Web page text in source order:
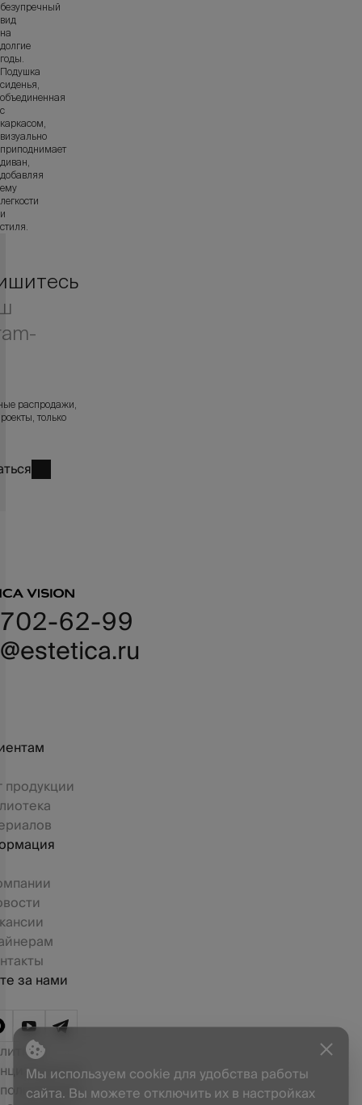
безупречный
вид
на
долгие
годы.
Подушка
сиденья,
объединенная
с
каркасом,
визуально
приподнимает
диван,
добавляя
ему
легкости
и
стиля.
распродажи,
только
62-99
продукции
за нами
Мы используем cookie для удобства работы
сайта. Вы можете отключить их в настройках